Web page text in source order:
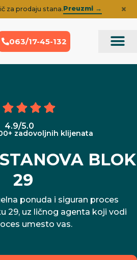
za prodaju stana.Preuzmi → ×
063/17-45-132
4.9/5.0
zadovoljnih klijenata
BLOK
29
ponuda i siguran proces
29, uz ličnog agenta koji vodi
umesto vas.